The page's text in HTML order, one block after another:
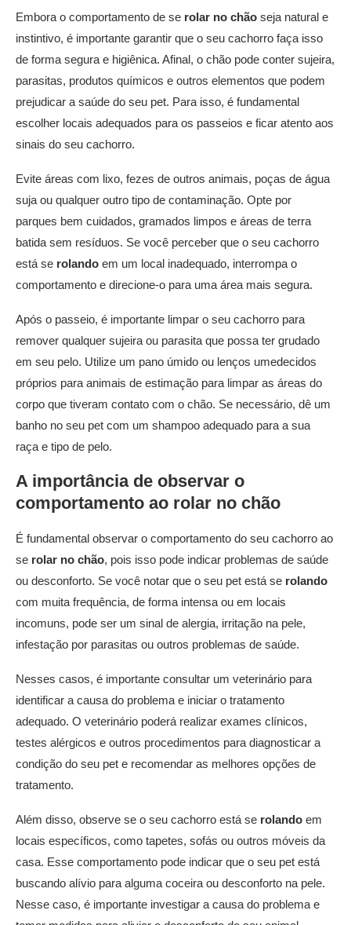
Embora o comportamento de se rolar no chão seja natural e
instintivo, é importante garantir que o seu cachorro faça isso
de forma segura e higiênica. Afinal, o chão pode conter sujeira,
parasitas, produtos químicos e outros elementos que podem
prejudicar a saúde do seu pet. Para isso, é fundamental
escolher locais adequados para os passeios e ficar atento aos
sinais do seu cachorro.
Evite áreas com lixo, fezes de outros animais, poças de água
suja ou qualquer outro tipo de contaminação. Opte por
parques bem cuidados, gramados limpos e áreas de terra
batida sem resíduos. Se você perceber que o seu cachorro
está se rolando em um local inadequado, interrompa o
comportamento e direcione-o para uma área mais segura.
Após o passeio, é importante limpar o seu cachorro para
remover qualquer sujeira ou parasita que possa ter grudado
em seu pelo. Utilize um pano úmido ou lenços umedecidos
próprios para animais de estimação para limpar as áreas do
corpo que tiveram contato com o chão. Se necessário, dê um
banho no seu pet com um shampoo adequado para a sua
raça e tipo de pelo.
A importância de observar o
comportamento ao rolar no chão
É fundamental observar o comportamento do seu cachorro ao
se rolar no chão, pois isso pode indicar problemas de saúde
ou desconforto. Se você notar que o seu pet está se rolando
com muita frequência, de forma intensa ou em locais
incomuns, pode ser um sinal de alergia, irritação na pele,
infestação por parasitas ou outros problemas de saúde.
Nesses casos, é importante consultar um veterinário para
identificar a causa do problema e iniciar o tratamento
adequado. O veterinário poderá realizar exames clínicos,
testes alérgicos e outros procedimentos para diagnosticar a
condição do seu pet e recomendar as melhores opções de
tratamento.
Além disso, observe se o seu cachorro está se rolando em
locais específicos, como tapetes, sofás ou outros móveis da
casa. Esse comportamento pode indicar que o seu pet está
buscando alívio para alguma coceira ou desconforto na pele.
Nesse caso, é importante investigar a causa do problema e